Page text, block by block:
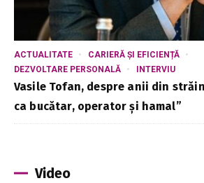
ACTUALITATE
CARIERĂ ȘI EFICIENȚĂ
DEZVOLTARE PERSONALĂ
INTERVIU
Vasile Tofan, despre anii din
ca bucătar, operator și hamal”
Video